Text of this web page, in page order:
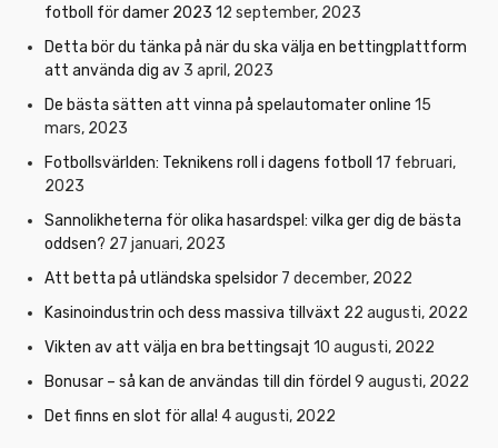
fotboll för damer 2023 12 september, 2023
Detta bör du tänka på när du ska välja en bettingplattform
att använda dig av 3 april, 2023
De bästa sätten att vinna på spelautomater online 15
mars, 2023
Fotbollsvärlden: Teknikens roll i dagens fotboll 17 februari,
2023
Sannolikheterna för olika hasardspel: vilka ger dig de bästa
oddsen? 27 januari, 2023
Att betta på utländska spelsidor 7 december, 2022
Kasinoindustrin och dess massiva tillväxt 22 augusti, 2022
Vikten av att välja en bra bettingsajt 10 augusti, 2022
Bonusar – så kan de användas till din fördel 9 augusti, 2022
Det finns en slot för alla! 4 augusti, 2022